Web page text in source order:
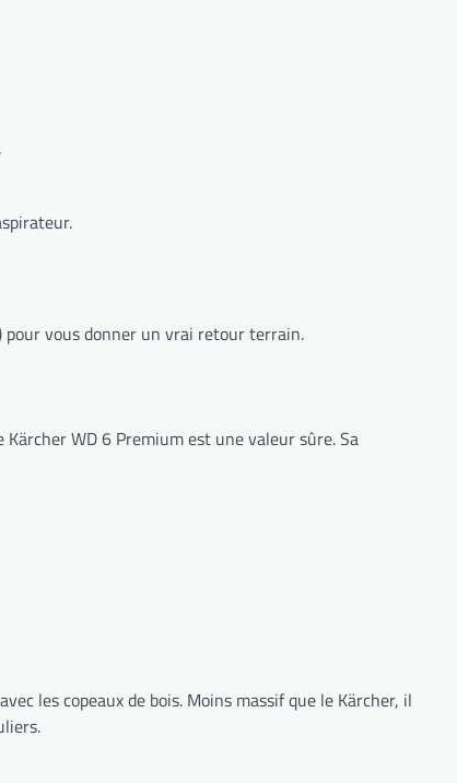
pour vous donner un vrai retour terrain.
Kärcher WD 6 Premium est une valeur sûre. Sa
les copeaux de bois. Moins massif que le Kärcher, il